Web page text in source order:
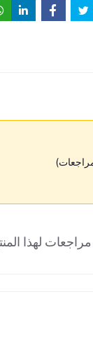
لهذا